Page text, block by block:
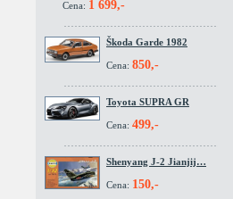
Cena: 1 699,-
Škoda Garde 1982
Cena: 850,-
Toyota SUPRA GR
Cena: 499,-
Shenyang J-2 Jianjij…
Cena: 150,-